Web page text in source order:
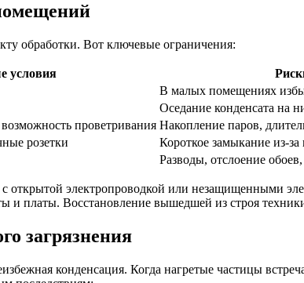
обработки. Вот ключевые ограничения:
условия
В малых помещениях
Оседание конденсата на
проветривания Накопление паров,
розетки
Короткое замыкание из-за
Разводы, отслоение
открытой электропроводкой или незащищенными
и платы. Восстановление вышедшей из строя
загрязнения
конденсация. Когда нагретые частицы